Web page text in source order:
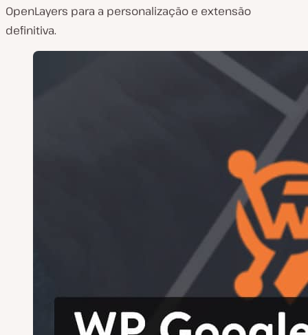
OpenLayers para a personalização e extensão
definitiva.